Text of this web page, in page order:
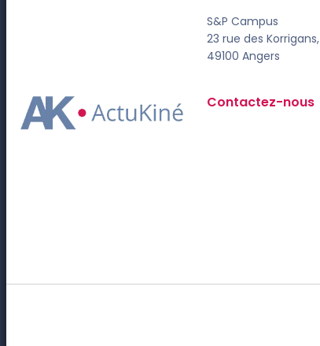
S&P Campus
23 rue des Korrigans,
49100 Angers
Contactez-nous